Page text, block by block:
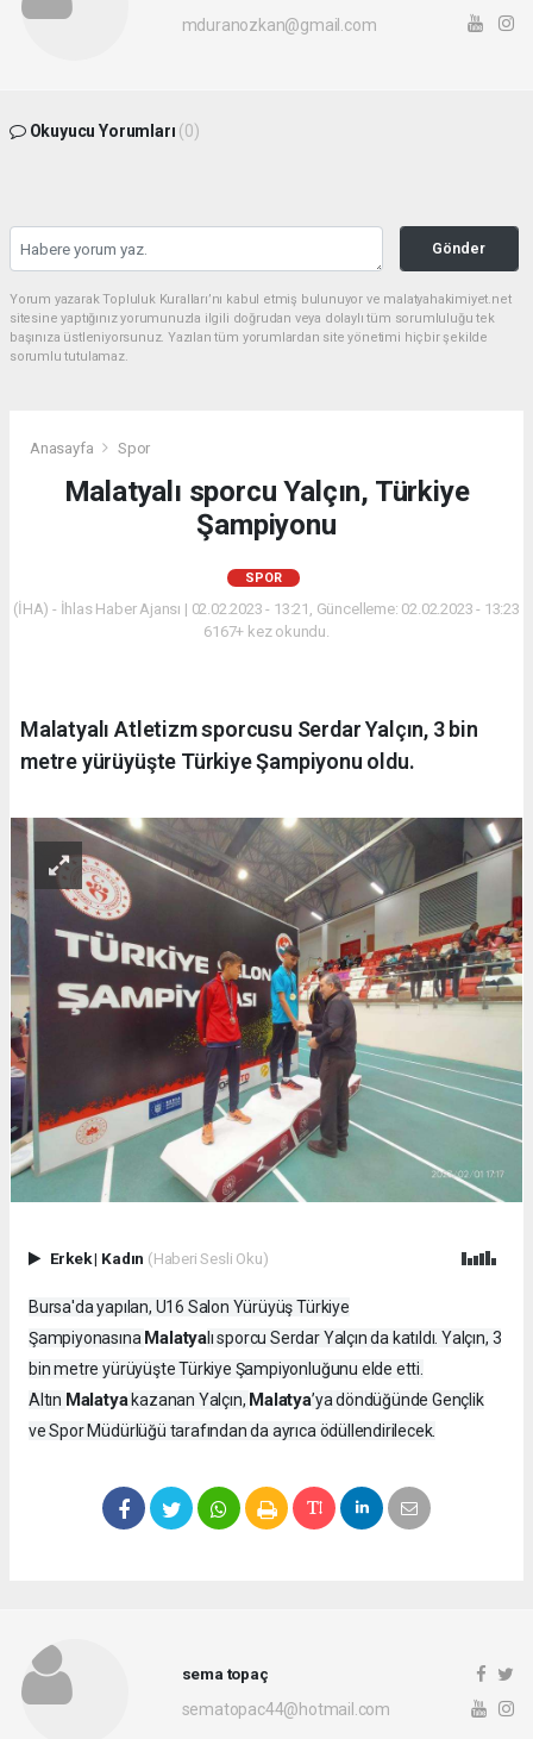
mduranozkan@gmail.com
Okuyucu Yorumları (0)
Gönder
Yorum yazarak Topluluk Kuralları’nı kabul etmiş bulunuyor ve malatyahakimiyet.net
sitesine yaptığınız yorumunuzla ilgili doğrudan veya dolaylı tüm sorumluluğu tek
başınıza üstleniyorsunuz. Yazılan tüm yorumlardan site yönetimi hiçbir şekilde
sorumlu tutulamaz.
Anasayfa Spor
Malatyalı sporcu Yalçın, Türkiye
Şampiyonu
SPOR
(İHA) - İhlas Haber Ajansı | 02.02.2023 - 13:21, Güncelleme: 02.02.2023 - 13:23
6167+ kez okundu.
Malatyalı Atletizm sporcusu Serdar Yalçın, 3 bin
metre yürüyüşte Türkiye Şampiyonu oldu.
Erkek| Kadın (Haberi Sesli Oku)
Bursa'da yapılan, U16 Salon Yürüyüş Türkiye
Şampiyonasına Malatyalı sporcu Serdar Yalçın da katıldı. Yalçın, 3
bin metre yürüyüşte Türkiye Şampiyonluğunu elde etti.
Altın Malatyakazanan Yalçın, Malatya’ya döndüğünde Gençlik
ve Spor Müdürlüğü tarafından da ayrıca ödüllendirilecek.
sema topaç
sematopac44@hotmail.com